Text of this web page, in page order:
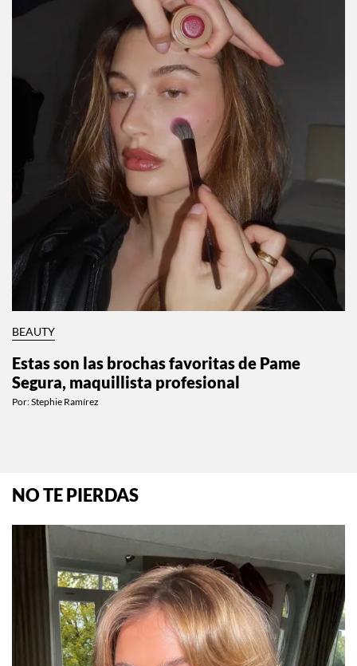
BEAUTY
Estas son las brochas favoritas de Pame
Segura, maquillista profesional
Por:Stephie Ramírez
NO TE PIERDAS